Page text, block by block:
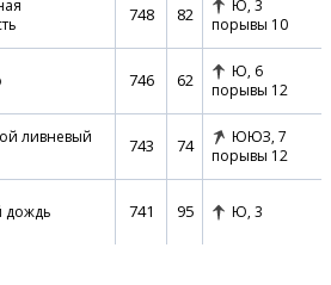
748 82 Ю, 3
порывы 10
746 62 Ю, 6
порывы 12
ливневый
743 74 ЮЮЗ, 7
порывы 12
дождь 741 95 Ю, 3